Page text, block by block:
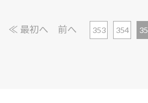
≪ 最初へ 前へ 353 354